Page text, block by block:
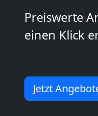
Preiswerte
einen Klick
Jetzt
Leonding
Leonding